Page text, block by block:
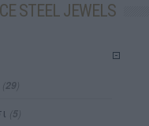
STEEL JEWELS
29
5